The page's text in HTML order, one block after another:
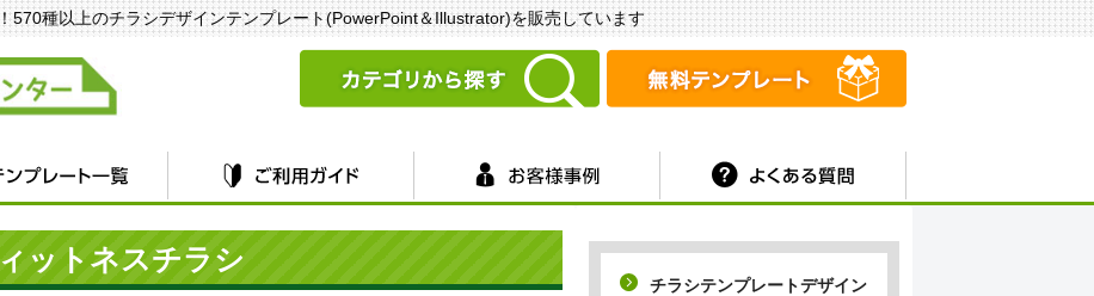
570種以上のチラシデザインテンプレート(PowerPoint＆Illustrator)を販売しています
ットネスチラシ
チラシテンプレートデザイン